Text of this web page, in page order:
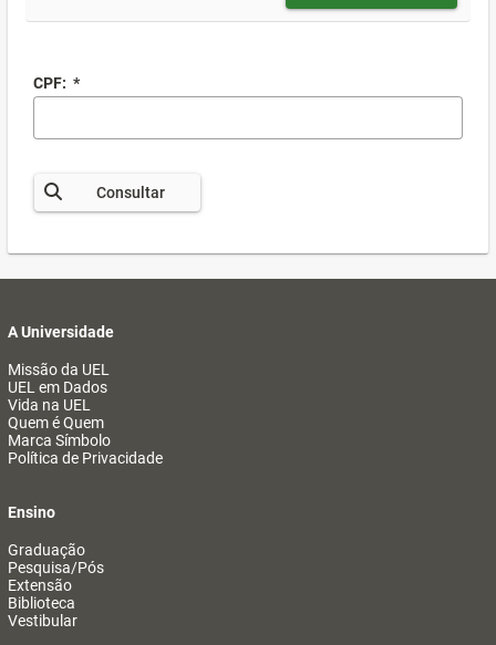
CPF: *
Consultar
A Universidade
Missão da UEL
UEL em Dados
Vida na UEL
Quem é Quem
Marca Símbolo
Política de Privacidade
Ensino
Graduação
Pesquisa/Pós
Extensão
Biblioteca
Vestibular